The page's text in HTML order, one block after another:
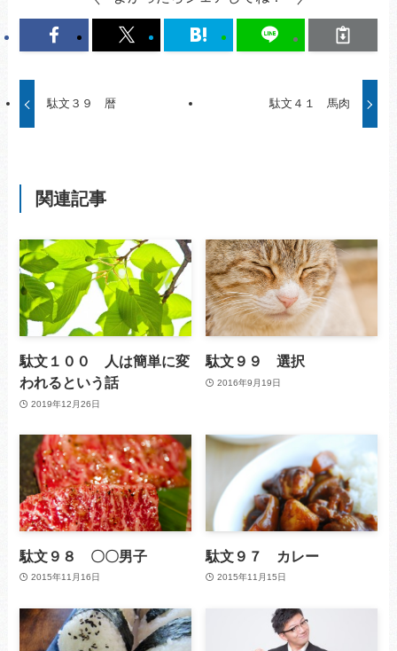
駄文３９ 暦 駄文４１ 馬肉
関連記事
駄文１００ 人は簡単に変
われるという話
2019年12月26日
駄文９９ 選択
2016年9月19日
駄文９８ 〇〇男子
2015年11月16日
駄文９７ カレー
2015年11月15日